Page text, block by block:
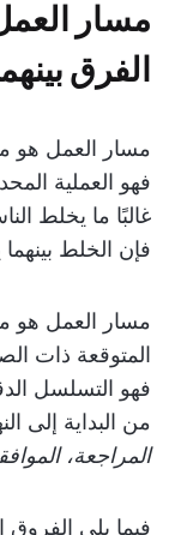
مسار
الفرق
مسار العمل هو
فهو العملية
غالبًا ما يخلط
فإن الخلط
مسار العمل هو
المتوقعة ذات
فهو التسلسل
من البداية إلى
المراجعة،
فيما يلي الفروق